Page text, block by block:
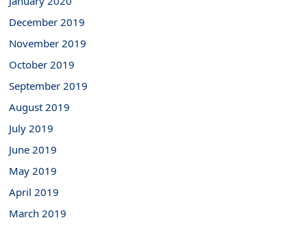
December 2019
November 2019
October 2019
September 2019
August 2019
July 2019
June 2019
May 2019
April 2019
March 2019